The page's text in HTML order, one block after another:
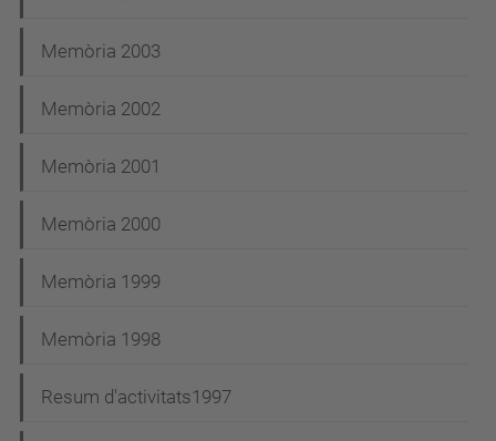
Memòria 2003
Memòria 2002
Memòria 2001
Memòria 2000
Memòria 1999
Memòria 1998
Resum d'activitats1997